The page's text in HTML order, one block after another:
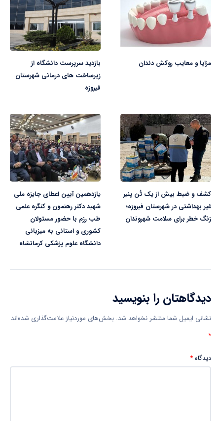
مزایا و معایب روکش دندان
بازدید سرپرست دانشگاه از
زیرساخت های درمانی شهرستان
فیروزه
کشف و ضبط بیش از یک تُن پنیر
غیر بهداشتی در شهرستان فیروزه؛
زنگ خطر برای سلامت شهروندان
یازدهمین آیین اعطای جایزه ملی
شهید دکتر رهنمون و کنگره علمی
طب رزم با حضور مسئولان
کشوری و استانی به میزبانی
دانشگاه علوم پزشکی کرمانشاه
دیدگاهتان را بنویسید
نشانی ایمیل شما منتشر نخواهد شد. بخش‌های موردنیاز علامت‌گذاری شده‌اند
*
دیدگاه*